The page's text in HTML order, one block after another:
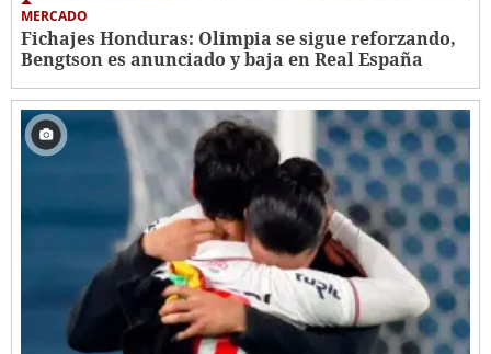
MERCADO
Fichajes Honduras: Olimpia se sigue reforzando,
Bengtson es anunciado y baja en Real España